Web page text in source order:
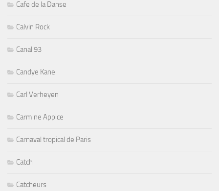
Cafe de la Danse
Calvin Rock
Canal 93
Candye Kane
Carl Verheyen
Carmine Appice
Carnaval tropical de Paris
Catch
Catcheurs